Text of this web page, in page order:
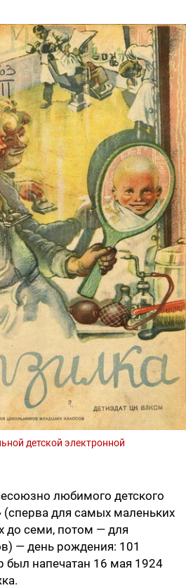
детской электронной
любимого детского
для самых маленьких
до семи, потом — для
— день рождения: 101
был напечатан 16 мая 1924